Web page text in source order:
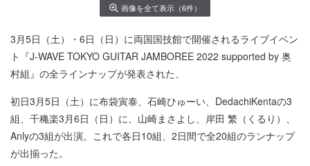
画像を全て表示（6件）
3月5日（土）・6日（日）に両国国技館で開催されるライブイベン
ト『J-WAVE TOKYO GUITAR JAMBOREE 2022 supported by 奥
村組』の全ラインナップが発表された、
初日3月5日（土）に布袋寅泰、石崎ひゅーい、DedachiKentaの3
組、千穐楽3月6日（日）に、山崎まさよし、岸田 繁（くるり）、
Anlyの3組が出演。これで各日10組、2日間で全20組のランナップ
が出揃った。